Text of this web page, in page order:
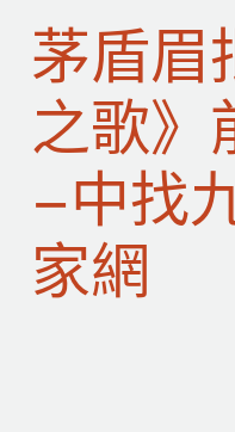
茅盾眉
之歌》
–中找
家網